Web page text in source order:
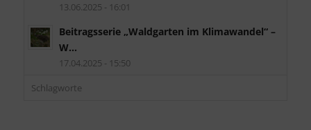
13.06.2025 - 16:01
Beitragsserie „Waldgarten im Klimawandel“ –
W...
17.04.2025 - 15:50
Schlagworte